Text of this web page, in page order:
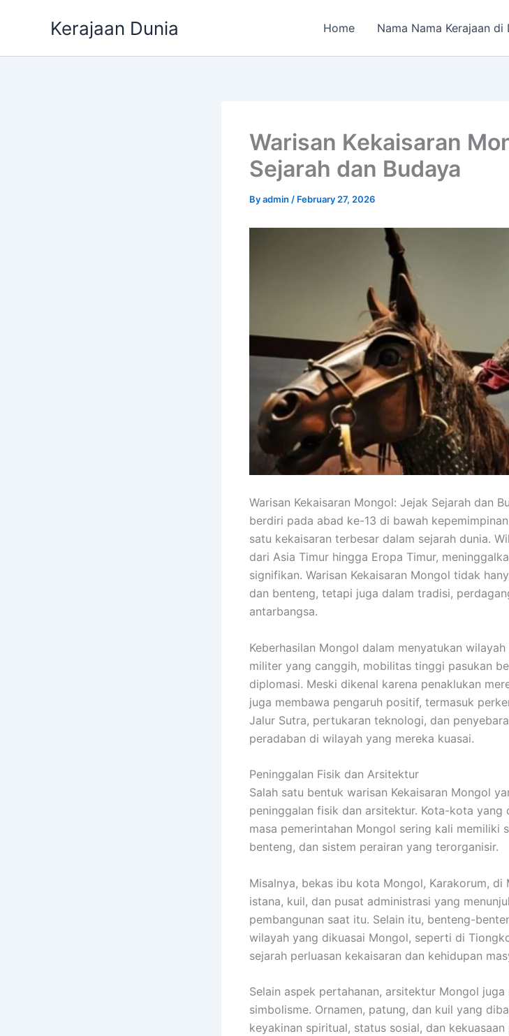
Kerajaan Dunia Home Nama Nama Kerajaan di
Warisan Kekaisaran
Sejarah dan Budaya
Byadmin / February 27, 2026
Warisan Kekaisaran Mongol: Jejak Sejarah dan
berdiri pada abad ke-13 di bawah kepemimpinan
satu kekaisaran terbesar dalam sejarah dunia.
dari Asia Timur hingga Eropa Timur,
signifikan. Warisan Kekaisaran Mongol tidak
dan benteng, tetapi juga dalam tradisi,
antarbangsa.
Keberhasilan Mongol dalam menyatukan
militer yang canggih, mobilitas tinggi pasukan
diplomasi. Meski dikenal karena penaklukan
juga membawa pengaruh positif, termasuk
Jalur Sutra, pertukaran teknologi, dan
peradaban di wilayah yang mereka kuasai.
Peninggalan Fisik dan Arsitektur
Salah satu bentuk warisan Kekaisaran Mongol
peninggalan fisik dan arsitektur. Kota-kota
masa pemerintahan Mongol sering kali memiliki
benteng, dan sistem perairan yang terorganisir.
Misalnya, bekas ibu kota Mongol, Karakorum, di
istana, kuil, dan pusat administrasi yang
pembangunan saat itu. Selain itu, benteng-
wilayah yang dikuasai Mongol, seperti di
sejarah perluasan kekaisaran dan kehidupan
Selain aspek pertahanan, arsitektur Mongol
simbolisme. Ornamen, patung, dan kuil yang
keyakinan spiritual, status sosial, dan